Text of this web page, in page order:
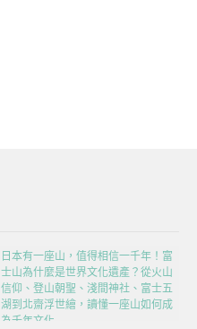
日本有一座山，值得相信一千年！富
士山為什麼是世界文化遺產？從火山
信仰、登山朝聖、淺間神社、富士五
湖到北齋浮世繪，讀懂一座山如何成
為千年文化